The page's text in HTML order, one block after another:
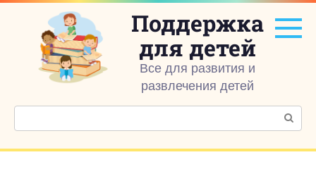
Перейти
контенту
Поддержка
для детей
Все для развития и
развлечения детей
Поиск: